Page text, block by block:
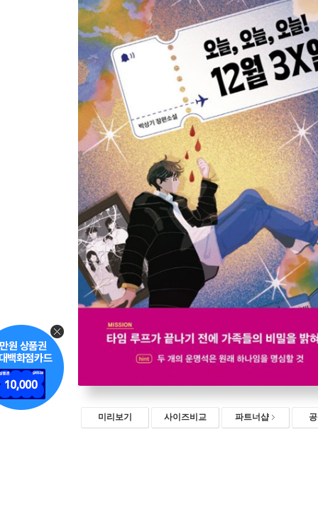
미리보기 사이즈비교 파트너샵